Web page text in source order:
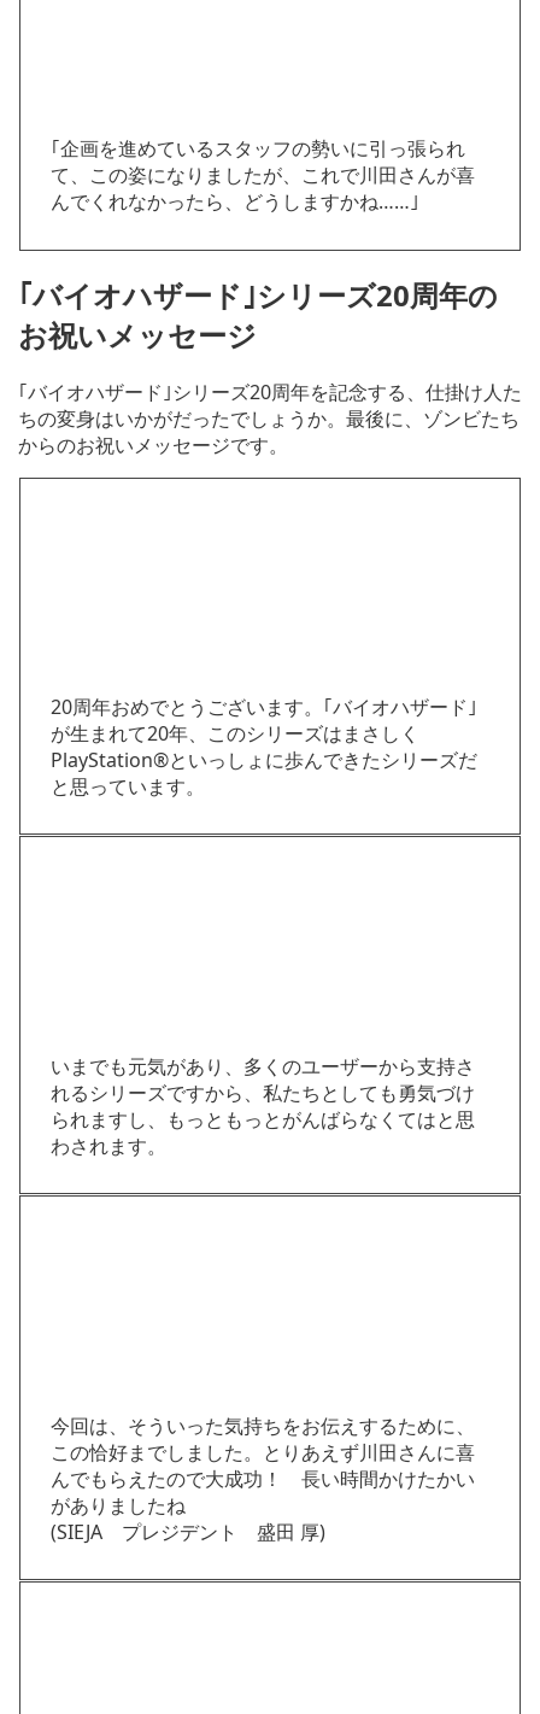
｢企画を進めているスタッフの勢いに引っ張られ
て、この姿になりましたが、これで川田さんが喜
んでくれなかったら、どうしますかね……｣
｢バイオハザード｣シリーズ20周年の
お祝いメッセージ
｢バイオハザード｣シリーズ20周年を記念する、仕掛け人た
ちの変身はいかがだったでしょうか。最後に、ゾンビたち
からのお祝いメッセージです。
20周年おめでとうございます。｢バイオハザード｣
が生まれて20年、このシリーズはまさしく
PlayStation®といっしょに歩んできたシリーズだ
と思っています。
いまでも元気があり、多くのユーザーから支持さ
れるシリーズですから、私たちとしても勇気づけ
られますし、もっともっとがんばらなくてはと思
わされます。
今回は、そういった気持ちをお伝えするために、
この恰好までしました。とりあえず川田さんに喜
んでもらえたので大成功！ 長い時間かけたかい
がありましたね
(SIEJA プレジデント 盛田 厚)